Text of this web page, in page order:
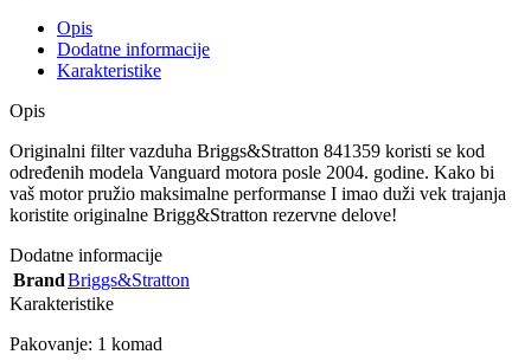
Opis
Dodatne informacije
Karakteristike
Opis
Originalni filter vazduha Briggs&Stratton 841359 koristi se kod
određenih modela Vanguard motora posle 2004. godine. Kako bi
vaš motor pružio maksimalne performanse I imao duži vek trajanja
koristite originalne Brigg&Stratton rezervne delove!
Dodatne informacije
BrandBriggs&Stratton
Karakteristike
Pakovanje: 1 komad